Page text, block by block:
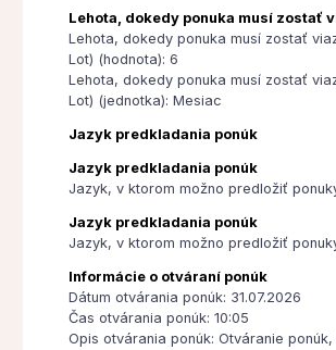
Lehota, dokedy ponuka musí zostať
Lehota, dokedy ponuka musí zostať
Lot) (hodnota): 6
Lehota, dokedy ponuka musí zostať
Lot) (jednotka): Mesiac
Jazyk predkladania ponúk
Jazyk predkladania ponúk
Jazyk, v ktorom možno predložiť
Jazyk predkladania ponúk
Jazyk, v ktorom možno predložiť
Informácie o otváraní ponúk
Dátum otvárania ponúk: 31.07.2026
Čas otvárania ponúk: 10:05
Opis otvárania ponúk: Otváranie ponúk,